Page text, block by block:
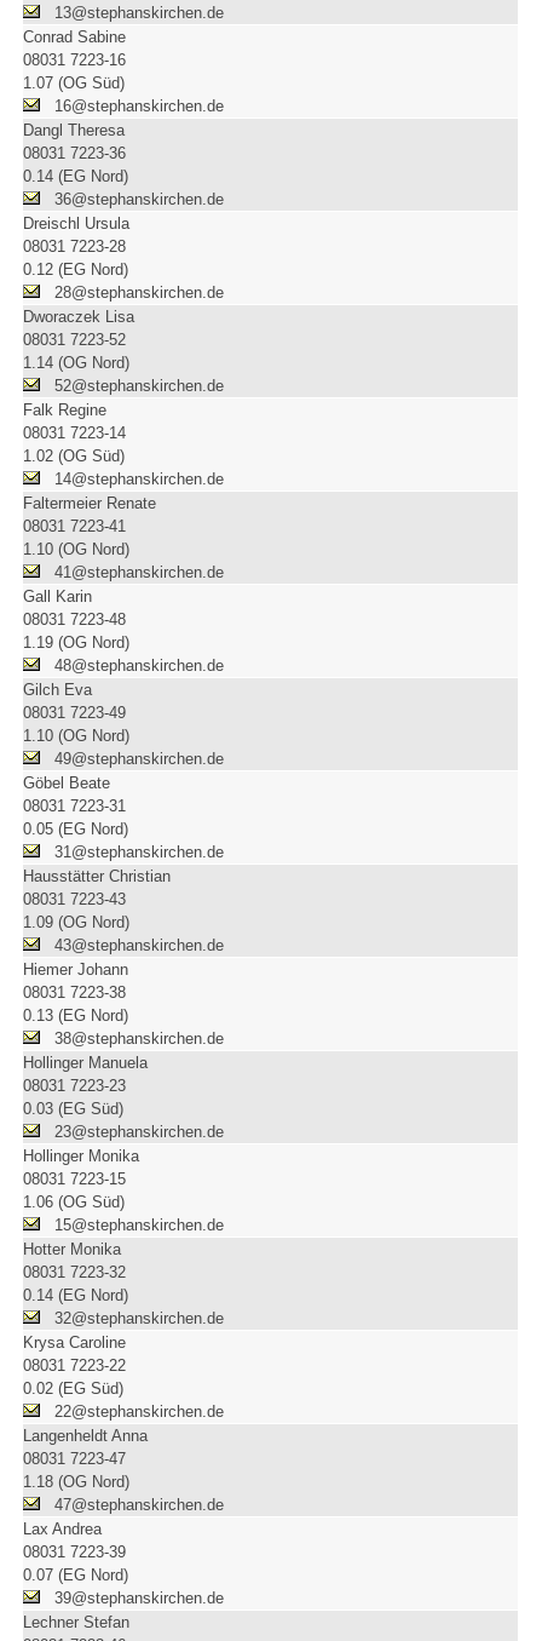
13@stephanskirchen.de
Conrad Sabine
08031 7223-16
1.07 (OG Süd)
16@stephanskirchen.de
Dangl Theresa
08031 7223-36
0.14 (EG Nord)
36@stephanskirchen.de
Dreischl Ursula
08031 7223-28
0.12 (EG Nord)
28@stephanskirchen.de
Dworaczek Lisa
08031 7223-52
1.14 (OG Nord)
52@stephanskirchen.de
Falk Regine
08031 7223-14
1.02 (OG Süd)
14@stephanskirchen.de
Faltermeier Renate
08031 7223-41
1.10 (OG Nord)
41@stephanskirchen.de
Gall Karin
08031 7223-48
1.19 (OG Nord)
48@stephanskirchen.de
Gilch Eva
08031 7223-49
1.10 (OG Nord)
49@stephanskirchen.de
Göbel Beate
08031 7223-31
0.05 (EG Nord)
31@stephanskirchen.de
Hausstätter Christian
08031 7223-43
1.09 (OG Nord)
43@stephanskirchen.de
Hiemer Johann
08031 7223-38
0.13 (EG Nord)
38@stephanskirchen.de
Hollinger Manuela
08031 7223-23
0.03 (EG Süd)
23@stephanskirchen.de
Hollinger Monika
08031 7223-15
1.06 (OG Süd)
15@stephanskirchen.de
Hotter Monika
08031 7223-32
0.14 (EG Nord)
32@stephanskirchen.de
Krysa Caroline
08031 7223-22
0.02 (EG Süd)
22@stephanskirchen.de
Langenheldt Anna
08031 7223-47
1.18 (OG Nord)
47@stephanskirchen.de
Lax Andrea
08031 7223-39
0.07 (EG Nord)
39@stephanskirchen.de
Lechner Stefan